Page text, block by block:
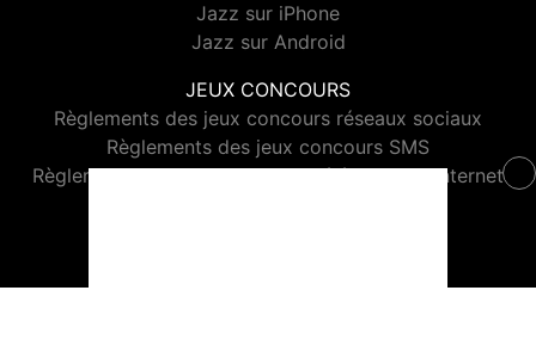
Jazz sur iPhone
Jazz sur Android
JEUX CONCOURS
Règlements des jeux concours réseaux sociaux
Règlements des jeux concours SMS
Règlements des jeux concours téléphone et internet